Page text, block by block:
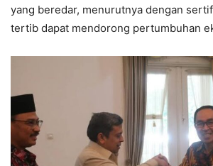
yang beredar, menurutnya dengan
tertib dapat mendorong pertumbuhan